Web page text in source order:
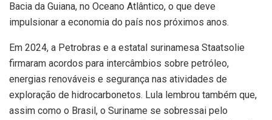
Bacia da Guiana, no Oceano Atlântico, o que deve
impulsionar a economia do país nos próximos anos.
Em 2024, a Petrobras e a estatal surinamesa Staatsolie
firmaram acordos para intercâmbios sobre petróleo,
energias renováveis e segurança nas atividades de
exploração de hidrocarbonetos. Lula lembrou também que,
assim como o Brasil, o Suriname se sobressai pelo